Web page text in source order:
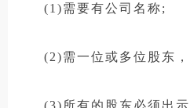
(1)需要有公司名称;
(2)需一位或多位股东，
(3)所有的股东必须出示